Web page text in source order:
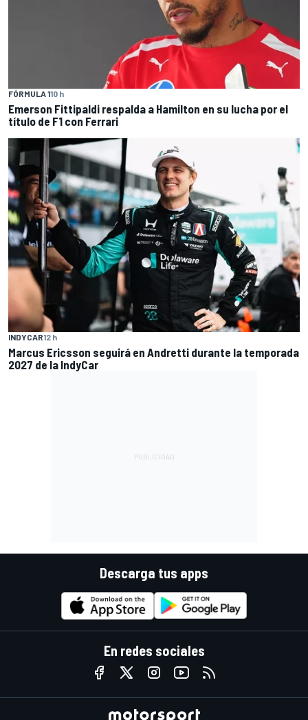
FÓRMULA 110 h
Emerson Fittipaldi respalda a Hamilton en su lucha por el
título de F1 con Ferrari
INDYCAR12 h
Marcus Ericsson seguirá en Andretti durante la temporada
2027 de la IndyCar
Descarga tus apps
En redes sociales